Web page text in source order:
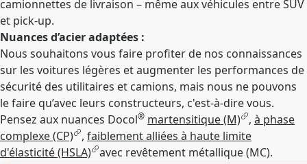
camionnettes de livraison – même aux véhicules entre SUV
et pick-up.
Nuances d’acier adaptées :
Nous souhaitons vous faire profiter de nos connaissances
sur les voitures légères et augmenter les performances de
sécurité des utilitaires et camions, mais nous ne pouvons
le faire qu’avec leurs constructeurs, c'est-à-dire vous.
Pensez aux nuances Docol® martensitique (M) , à phase
complexe (CP) , faiblement alliées à haute limite
d'élasticité (HSLA) avec revêtement métallique (MC).